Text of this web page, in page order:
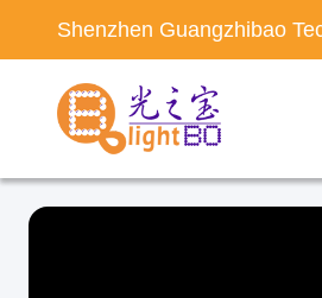
Shenzhen Guangzhibao